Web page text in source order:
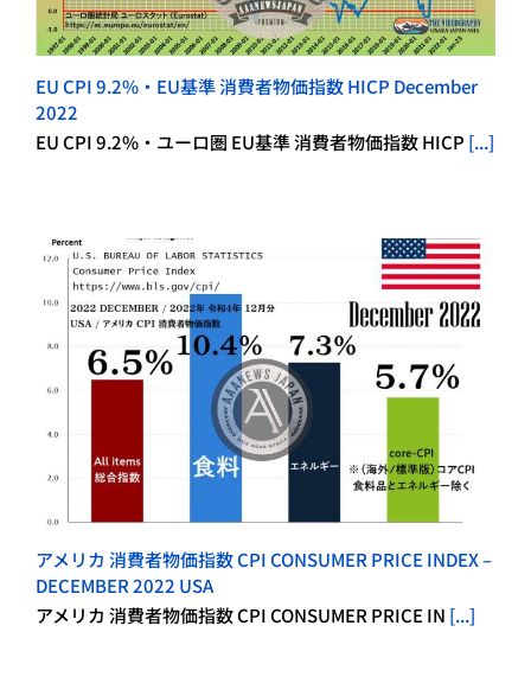
EU CPI 9.2%・EU基準 消費者物価指数 HICP December
2022
EU CPI 9.2%・ユーロ圏 EU基準 消費者物価指数 HICP [...]
アメリカ 消費者物価指数 CPI CONSUMER PRICE INDEX –
DECEMBER 2022 USA
アメリカ 消費者物価指数 CPI CONSUMER PRICE IN [...]